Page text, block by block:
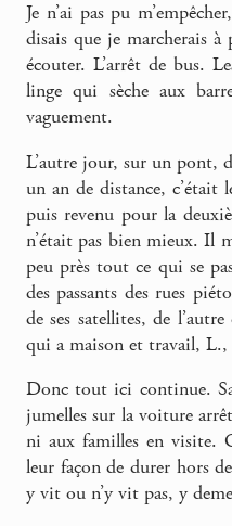
Je n’ai pas pu
disais que je marcherais
écouter. L’arrêt de bus.
linge qui sèche aux
vaguement.
L’autre jour, sur un pont,
un an de distance,
puis revenu pour la
n’était pas bien mieux. Il
peu près tout ce qui se
des passants des rues
de ses satellites, de
qui a maison et travail, L.,
Donc tout ici continue.
jumelles sur la voiture
ni aux familles en visite.
leur façon de durer hors
y vit ou n’y vit pas, y